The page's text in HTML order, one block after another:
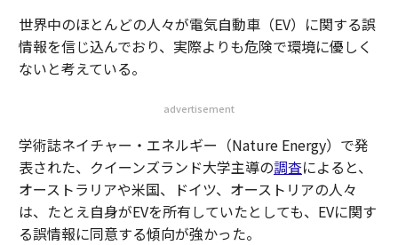
世界中のほとんどの人々が電気自動車（EV）に関する誤
情報を信じ込んでおり、実際よりも危険で環境に優しく
ないと考えている。
advertisement
学術誌ネイチャー・エネルギー（Nature Energy）で発
表された、クイーンズランド大学主導の調査によると、
オーストラリアや米国、ドイツ、オーストリアの人々
は、たとえ自身がEVを所有していたとしても、EVに関す
る誤情報に同意する傾向が強かった。